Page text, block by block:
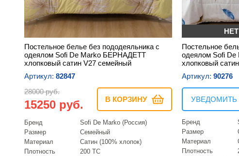
Постельное белье без пододеяльника с
одеялом Sofi De Marko БЕРНАДЕТТ
хлопковый сатин V27 семейный
Артикул: 82847
28000 руб.
15250 руб. В КОРЗИНУ
Бренд
Sofi De Marko (Россия)
Размер
Семейный
Материал
Сатин (100% хлопок)
Плотность
200 ТС
Постельное
одеялом Sofi
хлопковый
Артикул: 90276
Бренд
Размер
Материал
Плотность